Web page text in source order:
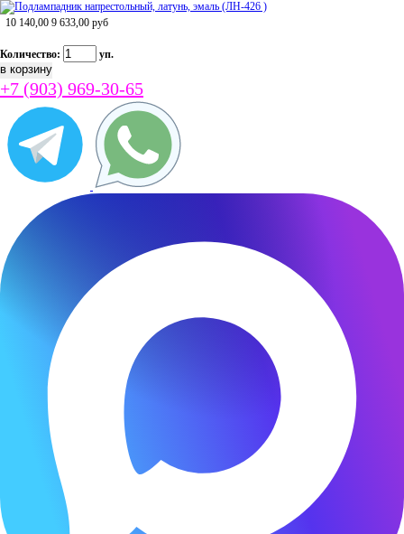
10 140,00 9 633,00 руб
Количество: уп.
+7 (903) 969-30-65